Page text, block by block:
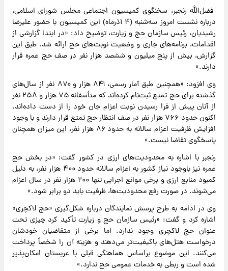
فضل‌الله رنجبر، سخنگوی کمیسیون اجتماعی مجلس شورای اسلامی،
درباره نشست امروز سه‌شنبه (۴ آذرماه) این کمیسیون با حضور علیرضا
رشیدیان، رئیس سازمان حج و زیارت، توضیح داد: «در ابتدا گزارشی از
اقدامات، برنامه‌های جاری و وضعیت نوبت‌های حج ارائه شد. طبق این
گزارش، بیش از پنج میلیون و ششصد هزار نفر در صف حج عمره قرار
دارند.»
وی افزود: «همچنین طبق آمار رسمی، ۸۴۱ هزار و ۸۷۰ نفر از سال‌های
گذشته برای حج تمتع ثبت‌نام کرده‌اند که متأسفانه ۷۵ هزار و ۲۵۸ نفر
از آنان پیش از فرا رسیدن نوبت اعزام جان خود را از دست داده‌اند.
اکنون حدود ۷۶۶ هزار نفر در صف انتظار حج تمتع قرار دارند و با وجود
افزایش ظرفیت اعزام سالانه به حدود ۸۶ هزار نفر، این میزان همچنان
پاسخگوی تقاضا نیست.»
رنجبر با اشاره به محدودیت‌های ارزی در کشور گفت: «در بخش حج
عمره نیز باوجود نیاز کشور به اعزام سالانه حدود ۴۰۰ هزار نفر، به دلیل
کمبود منابع ارزی و برخی موانع اجرایی تنها ۲۰۰ هزار نفر در سال اعزام
می‌شوند. در صورت رفع محدودیت‌ها، ظرفیت باید دو برابر شود.»
وی در ادامه به طرح پرسش نمایندگان درباره شکل‌گیری «حج لاکچری»
اشاره کرد و گفت: «رئیس سازمان حج و زیارت تأکید کرد چیزی تحت
عنوان حج لاکچری وجود ندارد. اما برخی از متقاضیان خودشان
درخواست هتل‌های باکیفیت‌تر می‌دهند و هزینه آن را شخصاً پرداخت
می‌کنند. این موضوع براساس هماهنگی قبلی با عربستان امکان‌پذیر
شده است و ربطی به خدمات عمومی حج ندارد.»